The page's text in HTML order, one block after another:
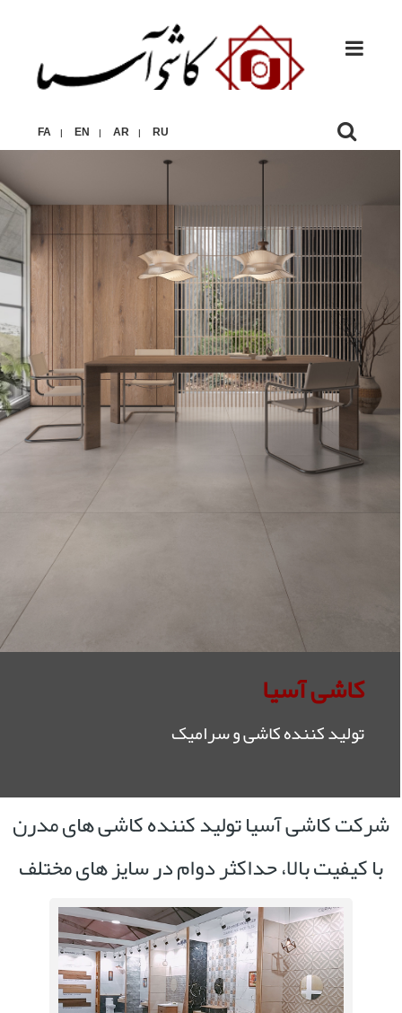
FA | EN | AR | RU
کاشی آسیا
تولید کننده کاشی و سرامیک
شرکت کاشی آسیا تولید کننده کاشی های مدرن
با کیفیت بالا، حداکثر دوام در سایز های مختلف